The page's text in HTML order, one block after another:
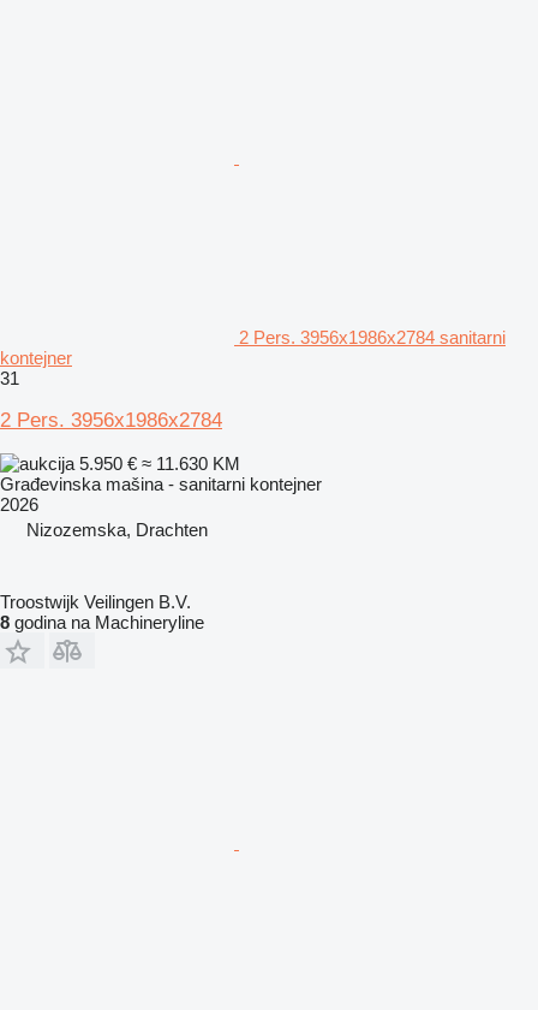
2 Pers. 3956x1986x2784 sanitarni
kontejner
31
2 Pers. 3956x1986x2784
5.950 € ≈ 11.630 KM
Građevinska mašina - sanitarni kontejner
2026
Nizozemska, Drachten
Troostwijk Veilingen B.V.
8 godina na Machineryline